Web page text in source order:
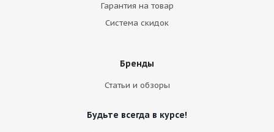
Гарантия на товар
Система скидок
Бренды
Статьи и обзоры
Будьте всегда в курсе!